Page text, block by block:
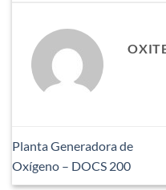
Planta Generadora de
Oxígeno – DOCS 200